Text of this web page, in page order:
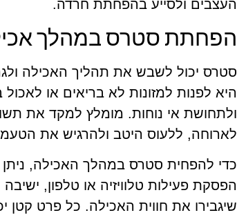
העצבים ולסייע בהפחתת חרדה.
הפחתת סטרס במהלך
סטרס יכול לשבש את תהליך האכילה
היא לפנות למזונות לא בריאים או
ולתחושת אי נוחות. מומלץ למקד את
לארוחה, ללעוס היטב ולהרגיש את
כדי להפחית סטרס במהלך האכילה, ניתן
הפסקת פעילות טלוויזיה או טלפון,
שיגבירו את חווית האכילה. כל פרט